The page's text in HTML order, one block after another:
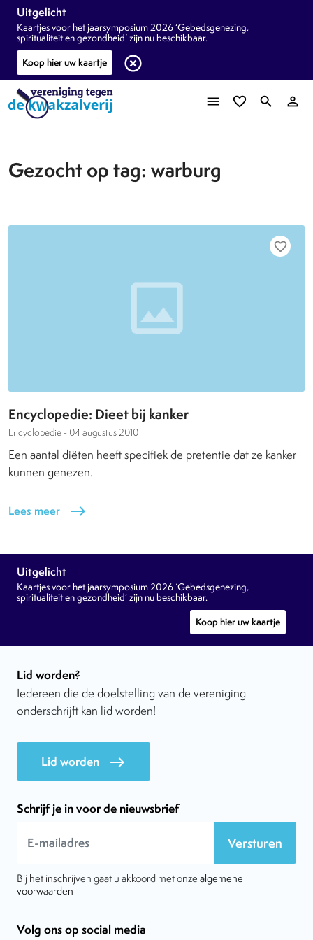
Uitgelicht
Kaartjes voor het jaarsymposium 2026 ‘Gebedsgenezing,
spiritualiteit en gezondheid’ zijn nu beschikbaar.
Koop hier uw kaartje
highlight_off
menu favorite_border search person_outline
Gezocht op tag: warburg
favorite_border
Encyclopedie: Dieet bij kanker
Encyclopedie - 04 augustus 2010
Een aantal diëten heeft specifiek de pretentie dat ze kanker
kunnen genezen.
Lees meer east
Uitgelicht
Kaartjes voor het jaarsymposium 2026 ‘Gebedsgenezing,
spiritualiteit en gezondheid’ zijn nu beschikbaar.
Koop hier uw kaartje
Lid worden?
Iedereen die de doelstelling van de vereniging
onderschrijft kan lid worden!
Lid worden east
Schrijf je in voor de nieuwsbrief
Versturen
Bij het inschrijven gaat u akkoord met onze algemene
voorwaarden
Volg ons op social media